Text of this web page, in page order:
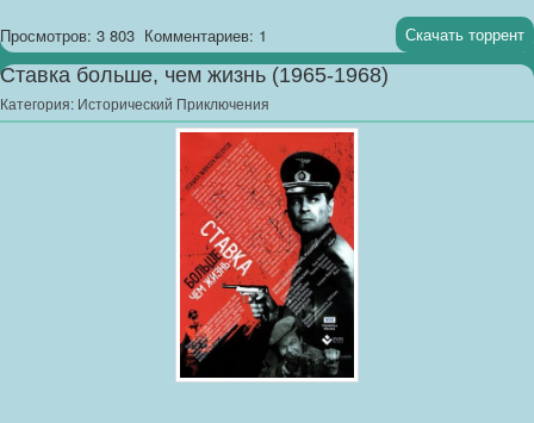
Просмотров: 3 803 Комментариев: 1 Скачать торрент
Ставка больше, чем жизнь (1965-1968)
Категория: Исторический Приключения